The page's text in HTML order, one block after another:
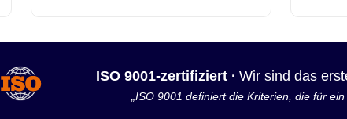
ISO 9001-zertifiziert · Wir sind das
„ISO 9001 definiert die Kriterien, die für